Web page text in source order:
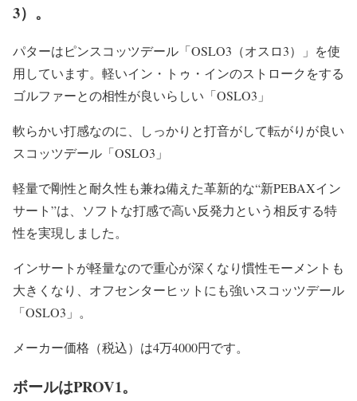
3）。
パターはピンスコッツデール「OSLO3（オスロ3）」を使
用しています。軽いイン・トゥ・インのストロークをする
ゴルファーとの相性が良いらしい「OSLO3」
軟らかい打感なのに、しっかりと打音がして転がりが良い
スコッツデール「OSLO3」
軽量で剛性と耐久性も兼ね備えた革新的な“新PEBAXイン
サート”は、ソフトな打感で高い反発力という相反する特
性を実現しました。
インサートが軽量なので重心が深くなり慣性モーメントも
大きくなり、オフセンターヒットにも強いスコッツデール
「OSLO3」。
メーカー価格（税込）は4万4000円です。
ボールはPROV1。